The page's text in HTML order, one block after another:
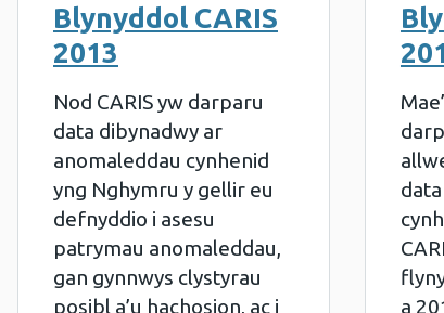
Blynyddol CARIS
2013
Nod CARIS yw darparu
data dibynadwy ar
anomaleddau cynhenid
yng Nghymru y gellir eu
defnyddio i asesu
patrymau anomaleddau,
gan gynnwys clystyrau
posibl a’u hachosion, ac i
a